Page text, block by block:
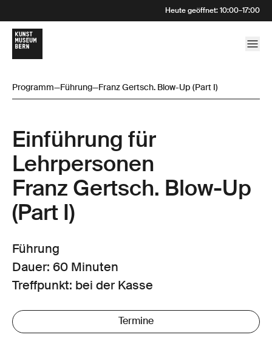
Heute geöffnet: 10:00–17:00
Programm—Führung—Franz Gertsch. Blow-Up (Part I)
Einführung für
Lehrpersonen
Franz Gertsch. Blow-Up
(Part I)
Führung
Dauer: 60 Minuten
Treffpunkt: bei der Kasse
Termine